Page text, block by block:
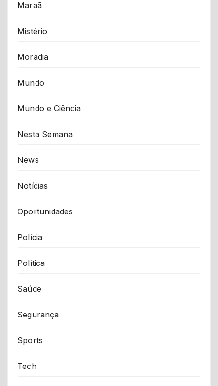
Maraã
Mistério
Moradia
Mundo
Mundo e Ciência
Nesta Semana
News
Notícias
Oportunidades
Polícia
Política
Saúde
Segurança
Sports
Tech